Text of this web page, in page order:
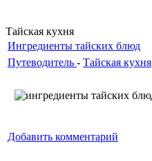
Тайская кухня
Ингредиенты тайских блюд
Путеводитель - Тайская кухня
Добавить комментарий